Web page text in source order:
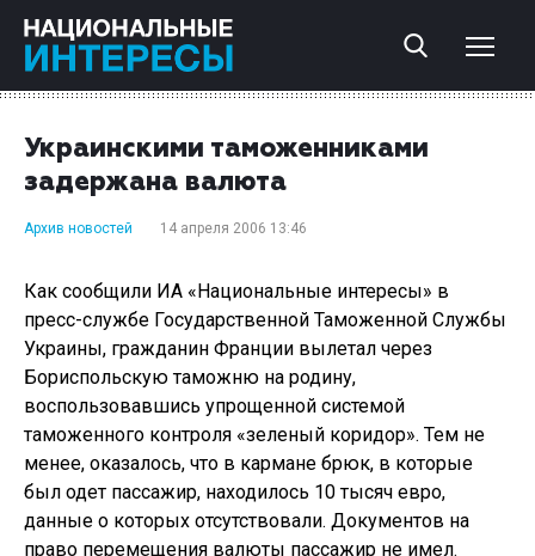
Украинскими таможенниками
задержана валюта
Архив новостей 14 апреля 2006 13:46
Как сообщили ИА «Национальные интересы» в
пресс-службе Государственной Таможенной Службы
Украины, гражданин Франции вылетал через
Бориспольскую таможню на родину,
воспользовавшись упрощенной системой
таможенного контроля «зеленый коридор». Тем не
менее, оказалось, что в кармане брюк, в которые
был одет пассажир, находилось 10 тысяч евро,
данные о которых отсутствовали. Документов на
право перемещения валюты пассажир не имел.